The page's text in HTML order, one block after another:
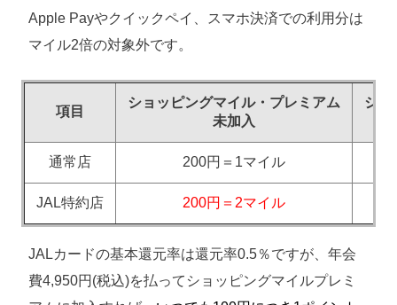
Apple Payやクイックペイ、スマホ決済での利用分は
マイル2倍の対象外です。
項目
ショッピングマイル・プレミアム
未加入
ショ
通常店 200円＝1マイル
JAL特約店 200円＝2マイル
JALカードの基本還元率は還元率0.5％ですが、年会
費4,950円(税込)を払ってショッピングマイルプレミ